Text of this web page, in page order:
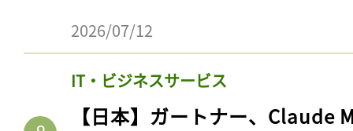
2026/07/12
IT・ビジネスサービス
【日本】ガートナー、Claude